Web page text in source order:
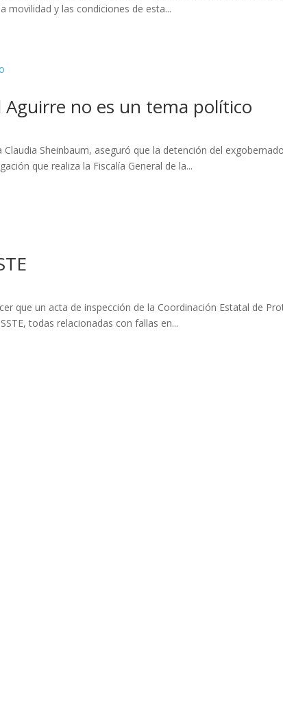
movilidad y las condiciones de esta...
no es un tema político
Sheinbaum, aseguró que la detención del
que realiza la Fiscalía General de la...
que un acta de inspección de la Coordinación Estatal de
todas relacionadas con fallas en...